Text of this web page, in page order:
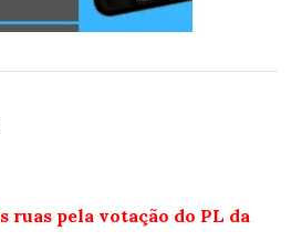
ruas pela votação do PL da